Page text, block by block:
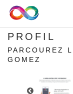
PROFIL
PARCOUREZ
GOMEZ